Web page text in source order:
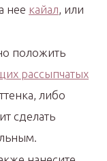
нее кайал , или
положить
рассыпчатых
либо
сделать